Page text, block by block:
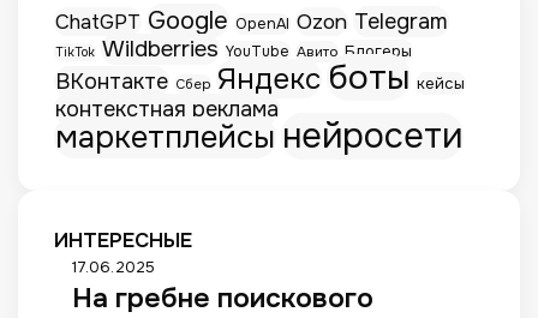
ChatGPT Google OpenAI Ozon Telegram
TikTok Wildberries YouTube Авито Блогеры
ВКонтакте Сбер Яндекс боты кейсы
контекстная реклама
маркетплейсы нейросети
ИНТЕРЕСНЫЕ
Н
а
17.06.2025
На гребне поискового